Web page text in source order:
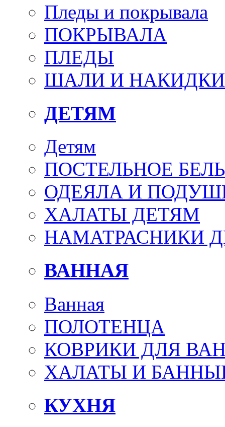
Пледы и покрывала
ПОКРЫВАЛА
ПЛЕДЫ
ШАЛИ И НАКИДКИ
ДЕТЯМ
Детям
ПОСТЕЛЬНОЕ
ОДЕЯЛА И
ХАЛАТЫ ДЕТЯМ
НАМАТРАСНИКИ
ВАННАЯ
Ванная
ПОЛОТЕНЦА
КОВРИКИ ДЛЯ
ХАЛАТЫ И
КУХНЯ